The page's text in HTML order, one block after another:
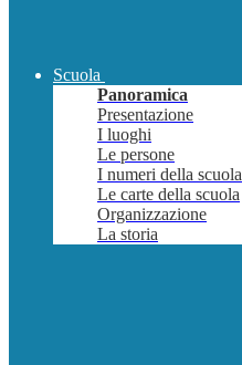
Scuola
Panoramica
Presentazione
I luoghi
Le persone
I numeri della scuola
Le carte della scuola
Organizzazione
La storia